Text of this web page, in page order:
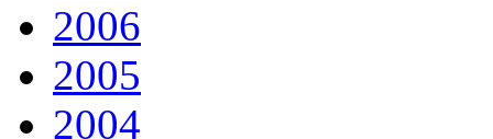
2006
2005
2004